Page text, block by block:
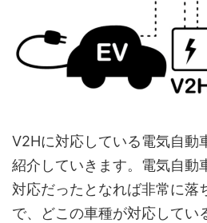
V2Hに対応している電気自動
紹介していきます。電気自動
対応だったとなれば非常に落
で、どこの車種が対応してい